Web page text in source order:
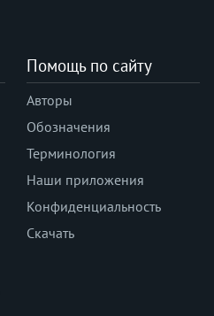
Помощь по сайту
Авторы
Обозначения
Терминология
Наши приложения
Конфиденциальность
Скачать